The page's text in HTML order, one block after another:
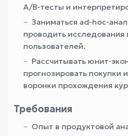
A/B-тесты и
Заниматься ad-hoc-
проводить исследования
пользователей.
Рассчитывать юнит-
прогнозировать покупки
воронки прохождения
Требования
Опыт в продуктовой